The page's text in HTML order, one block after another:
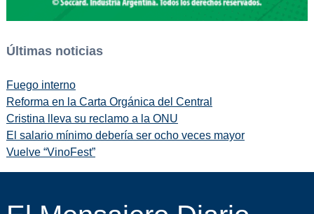
Últimas noticias
Fuego interno
Reforma en la Carta Orgánica del Central
Cristina lleva su reclamo a la ONU
El salario mínimo debería ser ocho veces mayor
Vuelve “VinoFest”